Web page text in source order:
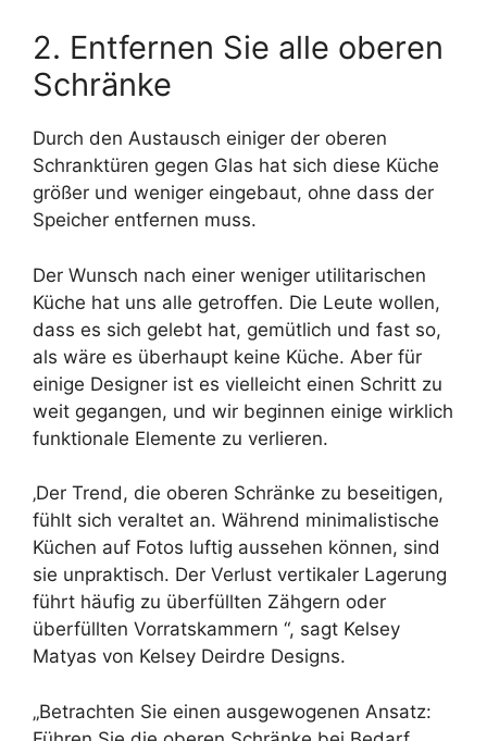
2. Entfernen Sie alle oberen
Schränke
Durch den Austausch einiger der oberen
Schranktüren gegen Glas hat sich diese Küche
größer und weniger eingebaut, ohne dass der
Speicher entfernen muss.
Der Wunsch nach einer weniger utilitarischen
Küche hat uns alle getroffen. Die Leute wollen,
dass es sich gelebt hat, gemütlich und fast so,
als wäre es überhaupt keine Küche. Aber für
einige Designer ist es vielleicht einen Schritt zu
weit gegangen, und wir beginnen einige wirklich
funktionale Elemente zu verlieren.
‚Der Trend, die oberen Schränke zu beseitigen,
fühlt sich veraltet an. Während minimalistische
Küchen auf Fotos luftig aussehen können, sind
sie unpraktisch. Der Verlust vertikaler Lagerung
führt häufig zu überfüllten Zähgern oder
überfüllten Vorratskammern “, sagt Kelsey
Matyas von Kelsey Deirdre Designs.
„Betrachten Sie einen ausgewogenen Ansatz: